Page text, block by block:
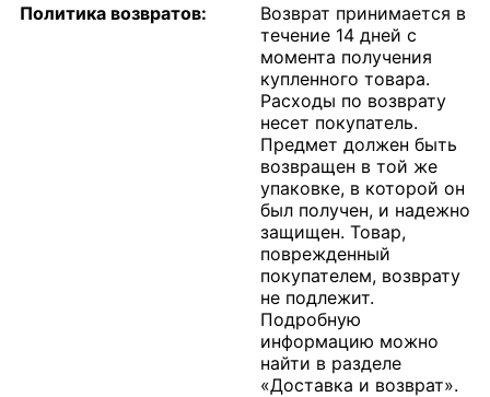
Политика возвратов:
Возврат принимается в
течение 14 дней с
момента получения
купленного товара.
Расходы по возврату
несет покупатель.
Предмет должен быть
возвращен в той же
упаковке, в которой он
был получен, и надежно
защищен. Товар,
поврежденный
покупателем, возврату
не подлежит.
Подробную
информацию можно
найти в разделе
«Доставка и возврат».